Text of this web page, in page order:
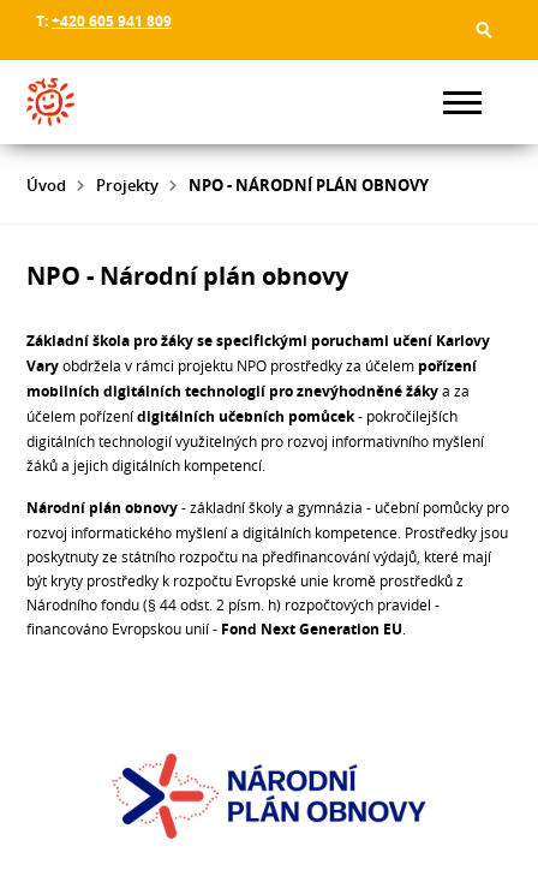
T:+420 605 941 809
Úvod Projekty NPO - NÁRODNÍ PLÁN OBNOVY
NPO - Národní plán obnovy
Základní škola pro žáky se specifickými poruchami učení Karlovy
Varyobdržela v rámci projektu NPO prostředky za účelem pořízení
mobilních digitálních technologií pro znevýhodněné žákya za
účelem pořízenídigitálních učebních pomůcek- pokročilejších
digitálních technologií využitelných pro rozvoj informativního myšlení
žáků a jejich digitálních kompetencí.
Národní plán obnovy- základní školy a gymnázia - učební pomůcky pro
rozvoj informatického myšlení a digitálních kompetence. Prostředky jsou
poskytnuty ze státního rozpočtu na předfinancování výdajů, které mají
být kryty prostředky k rozpočtu Evropské unie kromě prostředků z
Národního fondu (§ 44 odst. 2 písm. h) rozpočtových pravidel -
financováno Evropskou unií - Fond Next Generation EU